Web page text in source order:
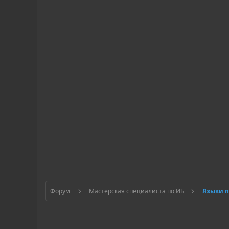
Форум Мастерская специалиста по ИБ Языки